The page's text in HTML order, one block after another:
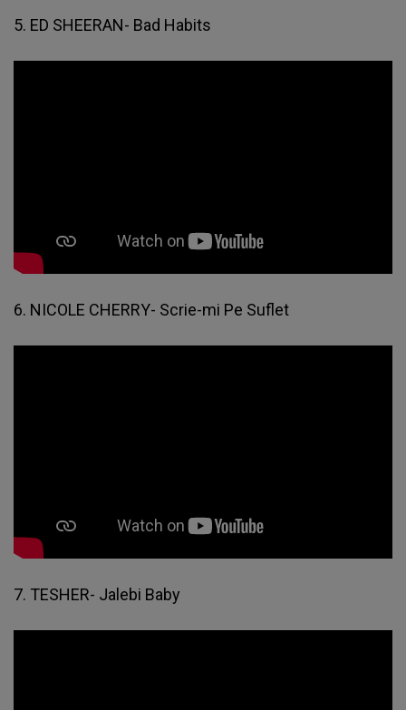
5. ED SHEERAN- Bad Habits
6. NICOLE CHERRY- Scrie-mi Pe Suflet
7. TESHER- Jalebi Baby